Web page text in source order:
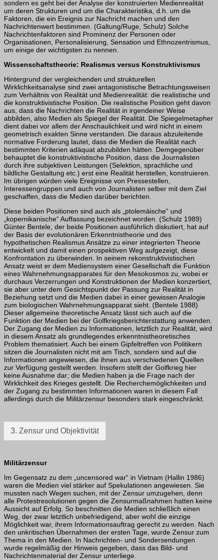
sondern es geht bei der Analyse der konstruierten Medienrealität
um deren Strukturen und um die Charakteristika, d.h. um die
Faktoren, die ein Ereignis zur Nachricht machen und den
Nachrichtenwert bestimmen. (Galtung/Ruge, Schulz) Solche
Nachrichtenfaktoren sind Prominenz der Personen oder
Organisationen, Personalisierung, Sensation und Ethnozentrismus,
um einige der wichtigsten zu nennen.
Wissenschaftstheorie: Realismus versus Konstruktivismus
Hintergrund der vergleichenden und strukturellen
Wirklichkeitsanalyse sind zwei antagonistische Betrachtungsweisen
zum Verhältnis von Realität und Medienrealität: die realistische und
die konstruktivistische Position. Die realistische Position geht davon
aus, dass die Nachrichten die Realität in irgendeiner Weise
abbilden, also Medien als Spiegel der Realität. Die Spiegelmetapher
dient dabei vor allem der An­schaulichkeit und wird nicht in einem
geometrisch exakten Sinne verstanden. Die daraus abzuleitende
normative Forderung lautet, dass die Medien die Realität nach
bestimmten Kriterien adäquat abzubilden hätten. Demgegenüber
behauptet die kon­struktivistische Position, dass die Journalisten
durch ihre subjektiven Leistungen (Selektion, sprachliche und
bildliche Gestaltung etc.) erst eine Realität herstellen, konstruieren.
Im übrigen würden viele Ereignisse von Pressestellen,
Interessengruppen und auch von Journalisten selber mit dem Ziel
geschaffen, dass die Medien darüber berichten.
Diese beiden Positionen sind auch als „ptolemäische“ und
„kopernikanische“ Auffas­sung bezeichnet worden. (Schulz 1989)
Günter Bentele, der beide Positionen aus­führlich diskutiert, hat auf
der Basis der evolutionären Erkenntnistheorie und des
hypothetischen Realismus Ansätze zu einer integrierten Theorie
entwickelt und damit einen prospektiven Weg aufgezeigt, diese
Konfrontation zu überwinden. In seinem rekonstruktivistischen
Ansatz weist er dem Mediensystem einer Gesellschaft die Funktion
eines Wahrnehmungsapparates für den Mesokosmos zu, wobei er
durch­aus Verzerrungen und Konstruktionen der Medien konzertiert,
sie aber unter dem Gesichtspunkt der Passung zur Realität in
Beziehung setzt und die Medien dabei in einer gewissen Analogie
zum biologischen Wahrnehmungsapparat sieht. (Bentele 1988)
Dieser allgemeine theoretische Ansatz lässt sich auch auf die
Funktion der Medien bei der Golfkriegsberichterstattung anwenden.
Der Zugang der Medien zu Informationen, letztlich zur Realität, wird
in diesem Ansatz als grundlegendes erkenntnistheoretisches
Problem thematisiert. Auch bei einem Gipfeltreffen von Politikern
sitzen die Journalisten nicht mit am Tisch, sondern sind auf die
Informationen angewiesen, die ihnen aus verschiedenen Quellen
zur Verfügung gestellt werden. Insofern stellt der Golfkrieg hier
keine Ausnahme dar; die Medien haben ja die Frage nach der
Wirklichkeit des Krieges gestellt. Die Recherchemöglichkeiten und
der Zugang zu bestimmten Informationen waren in diesem Fall
allerdings durch die Militärzensur besonders stark eingeschränkt.
3. Zensur und Objektivität
Militärzensur
Im Gegensatz zu dem „uncensored war“ in Vietnam (Hallin 1986)
waren die Medien viel stärker auf Spekulationen angewiesen. Sie
mussten nach Wegen suchen, mit der Zensur umzugehen, denn
alle Protestresolutionen gegen die Zensurmaßnahmen hatten keine
Aussicht auf Erfolg. So beschnitten die Medien schließlich einen
Weg, der zwar letztlich unbefriedigend, aber wohl die einzige
Möglichkeit war, ihrem Informationsauftrag gerecht zu werden. Nach
den unkritischen Übernahmen der ersten Tage, wurde Zensur zum
Thema in den Medien. In Nachrichten- und Sondersendun­gen
wurde regelmäßig der Hinweis gegeben, dass das Bild- und
Nachrichtenmaterial der Zensur unterliege.